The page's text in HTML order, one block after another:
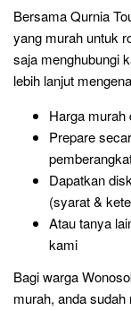
Bersama Qurnia
yang murah untuk
saja menghubungi
lebih lanjut
Harga
Prepare
Dapatkan
(syarat &
Atau tanya
kami
Bagi warga
murah, anda